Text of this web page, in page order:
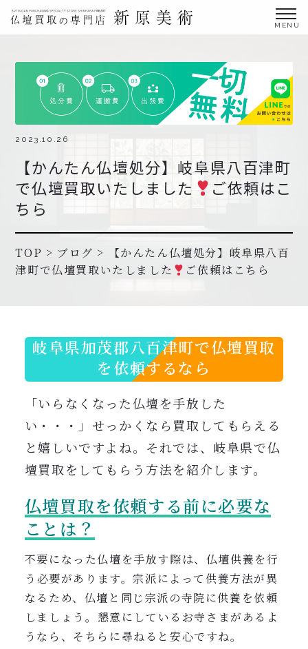
仏壇買取サービス
買取ステップ・お仏壇処分の流れ
ブログ
北陸三県外の方
よくあるご質問
協力店募集について
受付時間：24時間受付 定休日：なし
2023.10.26
【かんたん仏壇処分】岐阜県八百津町
で仏壇買取いたしました
ご依頼はこ
ちら
TOP > ブログ >
【かんたん仏壇処分】岐阜県八百
津町で仏壇買取いたしました
ご依頼はこちら
岐阜県加茂郡八百津町で仏壇買取
を依頼するなら
「いらなくなった仏壇を手放した
い・・・」せっかくなら買取してもらえる
と嬉しいですよね。それでは、岐阜県で仏
壇買取をしてもらう方法を紹介します。
仏壇買取を依頼する前に必要な
ことは？
不要になった仏壇を手放す際は、仏壇供養を行
う 必要があります。宗派によって供養方法が異
なるため、仏壇と同じ宗派の寺院に供養を依頼
しましょう。 懇意にしているお寺さまがあるよ
うなら、そちらに尋ねると安心ですね。